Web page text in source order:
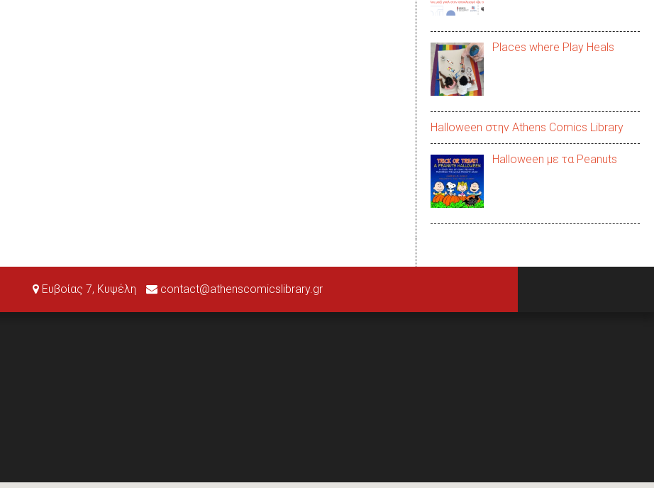
Places where Play Heals
Halloween στην Αthens Comics Library
Halloween με τα Peanuts
Ευβοίας 7, Κυψέλη contact@athenscomicslibrary.gr